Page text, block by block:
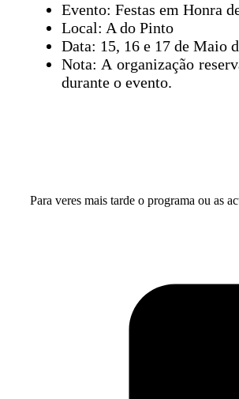
Evento: Festas em Honra
Local: A do Pinto
Data: 15, 16 e 17 de Maio
Nota: A organização
durante o evento.
Para veres mais tarde o programa ou as